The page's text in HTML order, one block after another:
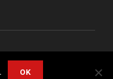
Contatto Privacy Policy
OK